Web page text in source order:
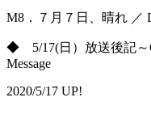
M8．７月７日、晴れ ／
◆ 5/17(日）放送後記～
Message
2020/5/17 UP!